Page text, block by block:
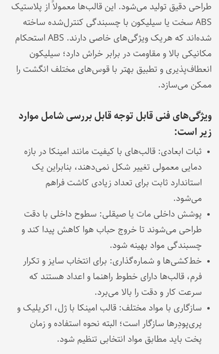
طراحی دقیق تولید می‌شود. این قالب‌ها معمولاً از پلاستیک
ABS سخت یا سیلیکون با چسبندگی کنترل‌شده ساخته
شده‌اند که هریک ویژگی‌های خاصی دارند. ABS استحکام
مکانیکی بالا و مقاومت در برابر خراش دارد؛ سیلیکون
انعطاف‌پذیری و تطبیق بهتر با قوس‌های مختلف انگشت را
ممکن می‌سازد.
ویژگی‌های فنی قابل توجه قابل بررسی شامل موارد
زیر است:
ثبات ابعادی: قالب‌های با کیفیت مانند امینکا در بازه
دمایی معمولی تغییر شکل نمی‌دهند، بنابراین یک
استاندارد ثابت برای تعداد زیادی کاشت فراهم
می‌شود.
پوشش داخلی مات یا صیقلی: سطوح داخلی با دقت
طراحی می‌شوند تا خروج حباب هوا کاهش پیدا کند و
چسبندگی مواد بهینه شود.
خط‌کشی‌ها و شماره‌گذاری: برای انتخاب سایز و تکرار
فرم، قالب‌ها دارای خطوط راهنما و اعداد هستند که
سرعت کار و دقت را بالا می‌برد.
سازگاری با مواد مختلف: قالب امینکا با ژل، اکریلیک و
پری‌پودِرها سازگار است؛ البته نحوه استفاده و زمان
پخت باید مطابق مواد انتخابی تنظیم شود.